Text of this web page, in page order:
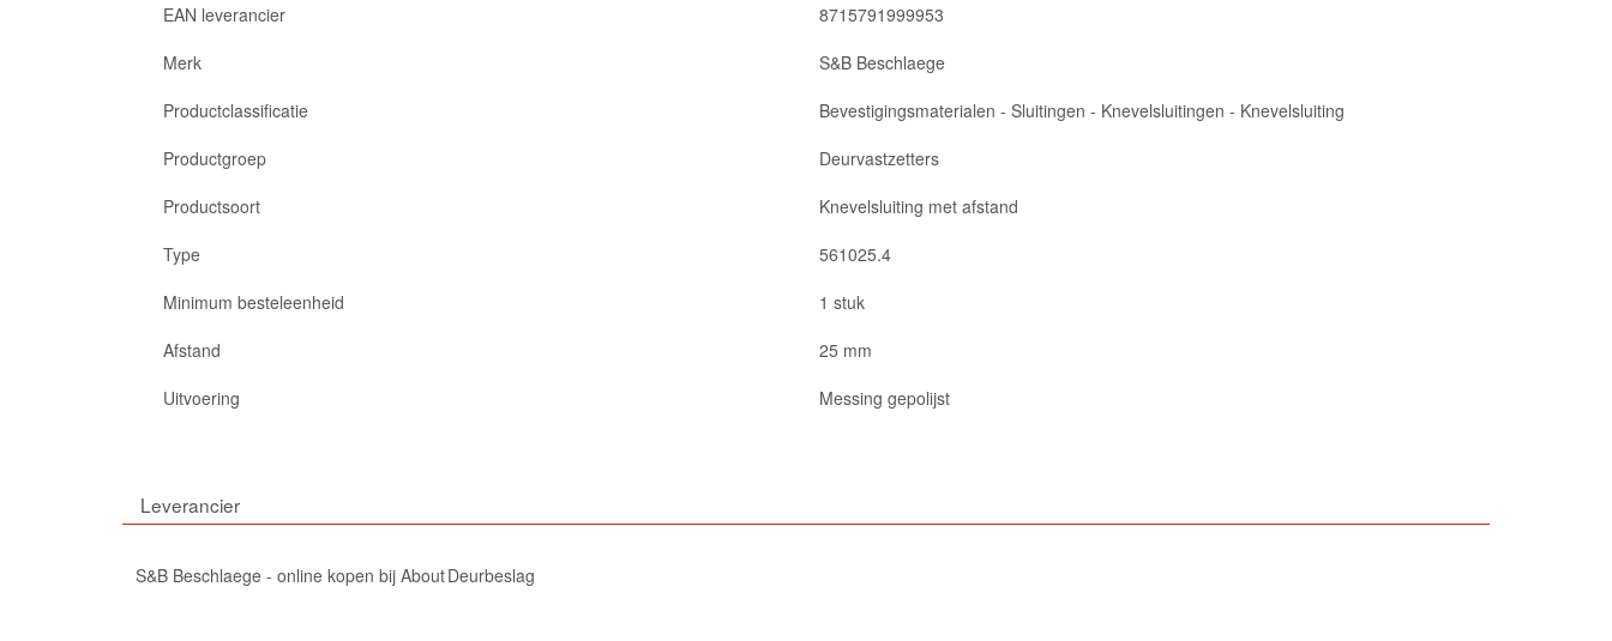
EAN leverancier
8715791999953
Merk
S&B Beschlaege
Productclassificatie
Bevestigingsmaterialen - Sluitingen - Knevelsluitingen - Knevelsluiting
Productgroep
Deurvastzetters
Productsoort
Knevelsluiting met afstand
Type
561025.4
Minimum besteleenheid
1 stuk
Afstand
25 mm
Uitvoering
Messing gepolijst
Leverancier
S&B Beschlaege - online kopen bij About Deurbeslag